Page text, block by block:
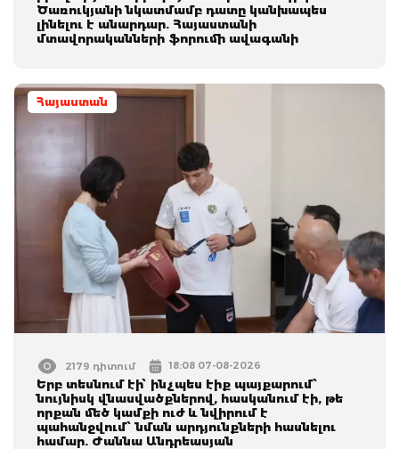
Ծառուկյանի նկատմամբ դատը կանխապես
լինելու է անարդար. Հայաստանի
մտավորականների ֆորումի ավագանի
Հայաստան
2179 դիտում 18:08 07-08-2026
Երբ տեսնում էի՝ ինչպես էիք պայքարում՝
նույնիսկ վնասվածքներով, հասկանում էի, թե
որքան մեծ կամքի ուժ և նվիրում է
պահանջվում՝ նման արդյունքների հասնելու
համար. Ժաննա Անդրեասյան